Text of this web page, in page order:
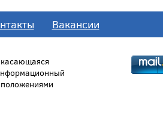
Вакансии